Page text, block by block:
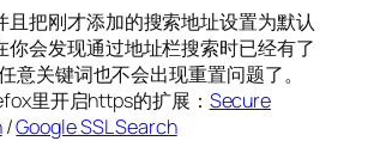
且把刚才添加的搜索地址设置为默认
你会发现通过地址栏搜索时已经有了
意关键词也不会出现重置问题了。
里开启https的扩展： Secure
/Google SSL Search